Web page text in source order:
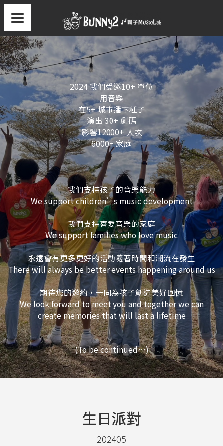
2024 我們受邀10+ 單位
用音樂
在5+ 城市播下種子
演出 30+ 劇碼
影響12000+ 人次
6000+ 家庭
我們支持孩子的音樂能力
We support children’s music development
我們支持喜愛音樂的家庭
We support families who love music
永遠會有更多更好的活動隨著時間和潮流在發生
There will always be better events happening around us
期待您的邀約，一同為孩子創造美好回憶
We look forward to meet you and together we can
create memories that will last a lifetime
(To be continued…)
生日派對
202405